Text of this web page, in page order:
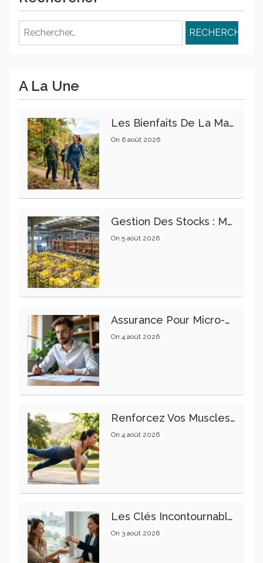
Rechercher :
A La Une
Les Bienfaits De La Marche Sur La Santé Physique Et Mentale
On 6 août 2026
Gestion Des Stocks : Meilleures Pratiques Intralogistiques
On 5 août 2026
Assurance Pour Micro-Entrepreneur : Les Garanties Essentielles À Connaître
On 4 août 2026
Renforcez Vos Muscles Profonds Pour Apaiser Votre Mal De Dos
On 4 août 2026
Les Clés Incontournables Pour Réussir Vos Transactions Immobilières
On 3 août 2026